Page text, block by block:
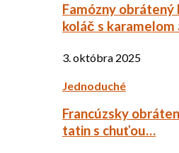
Famózny
koláč s karamelom
3. októbra 2025
Jednoduché
Francúzsky
tatin s chuťou…